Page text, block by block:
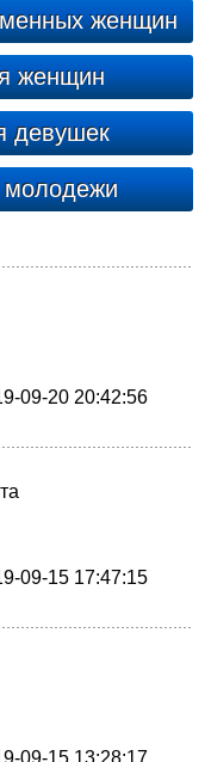
женщин
женщин
девушек
молодежи
09-20 20:42:56
09-15 17:47:15
09-15 13:28:17